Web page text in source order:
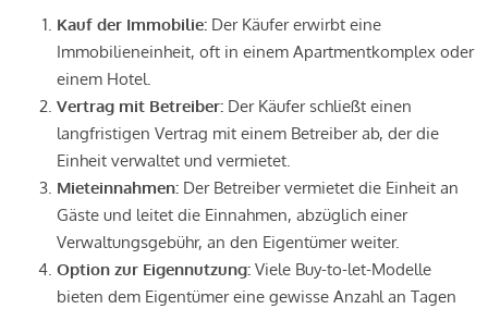
Kauf der Immobilie: Der Käufer erwirbt eine
Immobilieneinheit, oft in einem Apartmentkomplex oder
einem Hotel.
Vertrag mit Betreiber: Der Käufer schließt einen
langfristigen Vertrag mit einem Betreiber ab, der die
Einheit verwaltet und vermietet.
Mieteinnahmen: Der Betreiber vermietet die Einheit an
Gäste und leitet die Einnahmen, abzüglich einer
Verwaltungsgebühr, an den Eigentümer weiter.
Option zur Eigennutzung: Viele Buy-to-let-Modelle
bieten dem Eigentümer eine gewisse Anzahl an Tagen